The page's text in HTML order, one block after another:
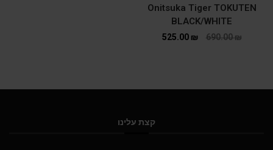
Onitsuka Tiger TOKUTEN
BLACK/WHITE
690.00₪
525.00 ₪
קצת עלינו